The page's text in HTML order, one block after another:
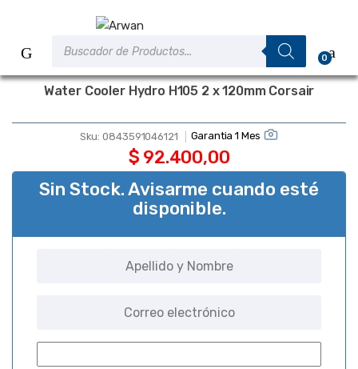
contenido
0
Water Cooler Hydro H105 2 x 120mm Corsair
Sku:0843591046121 Garantia 1 Mes
$ 92.400,00
Sin Stock. Avisarme cuando esté
disponible.